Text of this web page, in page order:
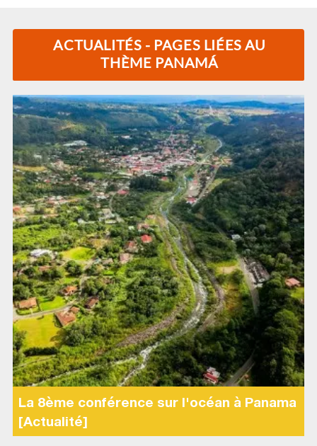
ACTUALITÉS - PAGES LIÉES AU
THÈME PANAMÁ
La 8ème conférence sur l'océan à Panama
[Actualité]